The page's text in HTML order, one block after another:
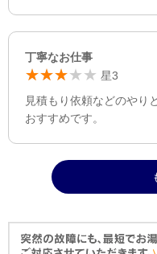
丁寧なお仕事
星3
見積もり依頼などのやり
おすすめです。